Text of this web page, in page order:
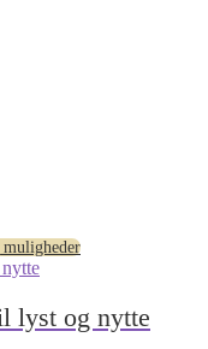
Dette
flere
varianter.
lyst og nytte